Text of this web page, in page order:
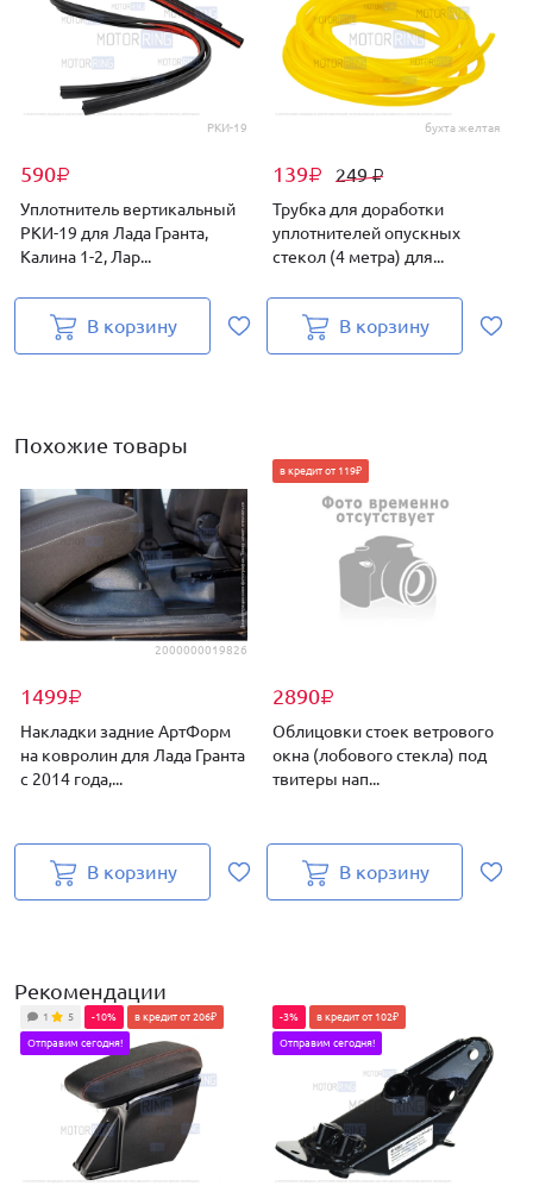
РКИ-19
590₽
Уплотнитель вертикальный
РКИ-19 для Лада Гранта,
Калина 1-2, Лар...
В корзину
бухта желтая
139₽ 249₽
Трубка для доработки
уплотнителей опускных
стекол (4 метра) для...
В корзину
Похожие товары
2000000019826
1499₽
Накладки задние АртФорм
на ковролин для Лада Гранта
с 2014 года,...
В корзину
2890₽
в кредит от 119₽
Облицовки стоек ветрового
окна (лобового стекла) под
твитеры нап...
В корзину
Рекомендации
1 5 -10% в кредит от 206₽
Отправим сегодня!
-3% в кредит от 102₽
Отправим сегодня!